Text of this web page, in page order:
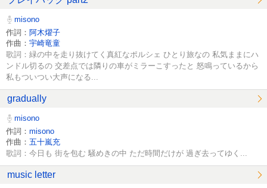
misono
作詞： 阿木燿子
作曲： 宇崎竜童
歌詞：緑の中を走り抜けてく真紅なポルシェ ひとり旅なの 私気ままにハ
ンドル切るの 交差点では隣りの車がミラーこすったと 怒鳴っているから
私もついつい大声になる...
gradually
misono
作詞： misono
作曲： 五十嵐充
歌詞：今日も 街を包む 騒めきの中 ただ時間だけが 過ぎ去ってゆく...
music letter